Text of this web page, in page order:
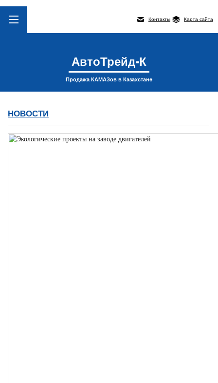
Контакты Карта сайта
АвтоТрейд-К
Продажа КАМАЗов в Казахстане
НОВОСТИ